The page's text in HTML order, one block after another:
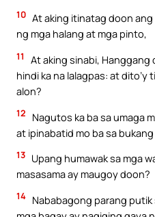
10 At aking itinatag doon
ng mga halang at mga pinto,
11
At aking sinabi, Hanggang
hindi ka na lalagpas: at
alon?
12
Nagutos ka ba sa umaga
at ipinabatid mo ba sa
13 Upang humawak sa mga
masasama ay maugoy doon?
14 Nababagong parang